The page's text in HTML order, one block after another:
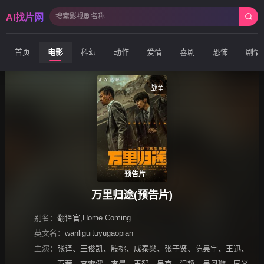
AI找片网
首页 电影 科幻 动作 爱情 喜剧 恐怖 剧情
战争
预告片
万里归途(预告片)
别名： 翻译官,Home Coming
英文名： wanliguituyugaopian
主演： 张译、 王俊凯、 殷桃、 成泰燊、 张子贤、 陈昊宇、 王迅、